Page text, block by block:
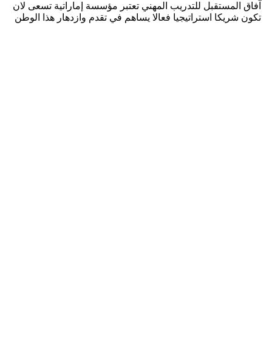
آفاق المستقبل للتدريب المهني تعتبر مؤسسة إماراتية تسعى لان
تكون شريكا استراتيجيا فعالا يساهم في تقدم وازدهار هذا الوطن